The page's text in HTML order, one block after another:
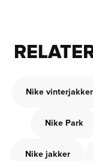
Nike vinterjakker
Nike Park
Nike jakker